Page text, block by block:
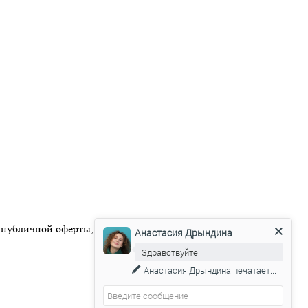
оферты, размещенной на официальном веб-сайте
Анастасия Дрындина
Здравствуйте!
Анастасия Дрындина печатает...